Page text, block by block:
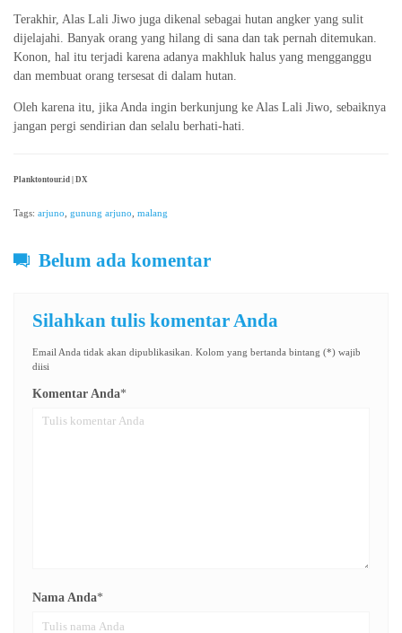
Terakhir, Alas Lali Jiwo juga dikenal sebagai hutan angker yang sulit
dijelajahi. Banyak orang yang hilang di sana dan tak pernah ditemukan.
Konon, hal itu terjadi karena adanya makhluk halus yang mengganggu
dan membuat orang tersesat di dalam hutan.
Oleh karena itu, jika Anda ingin berkunjung ke Alas Lali Jiwo, sebaiknya
jangan pergi sendirian dan selalu berhati-hati.
Planktontour.id | DX
Tags: arjuno gunung arjuno malang
Belum ada komentar
Silahkan tulis komentar Anda
Email Anda tidak akan dipublikasikan. Kolom yang bertanda bintang (*) wajib
diisi
Komentar Anda*
Nama Anda*